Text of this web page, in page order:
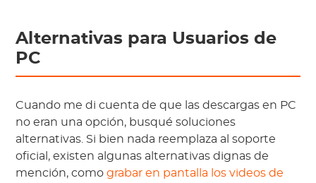
Alternativas para Usuarios de
PC
Cuando me di cuenta de que las descargas en PC
no eran una opción, busqué soluciones
alternativas. Si bien nada reemplaza al soporte
oficial, existen algunas alternativas dignas de
mención, comograbar en pantalla los videos de